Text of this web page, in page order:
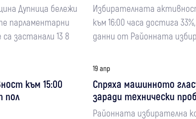
Дупница бележи
парламентарни
застанали 13 8
Избирателната
към 16:00 часа достига
данни от Районната
към 15:00
пол
19 апр
Спряха машинното
заради технически
Районната избирателна